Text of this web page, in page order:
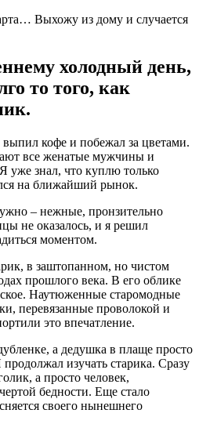
холодный день,
то того, как
кофе и побежал за цветами.
все женатые мужчины и
уже знал, что куплю только
на ближайший рынок.
– нежные, пронзительно
не оказалось, и я решил
моментом.
в заштопанном, но чистом
прошлого века. В его облике
Наутюженные старомодные
перевязанные проволокой и
это впечатление.
а дедушка в плаще просто
продолжал изучать старика. Сразу
а просто человек,
бедности. Еще стало
своего нынешнего